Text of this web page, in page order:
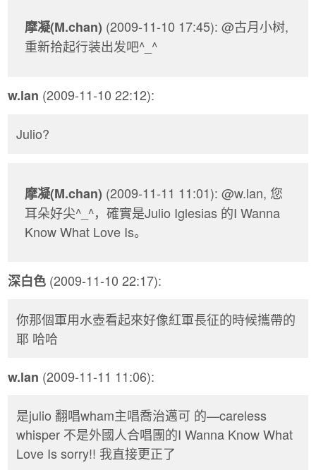
摩凝(M.chan) (2009-11-10 17:45): @古月小树,
重新拾起行装出发吧^_^
w.lan (2009-11-10 22:12):
Julio?
摩凝(M.chan) (2009-11-11 11:01): @w.lan, 您
耳朵好尖^_^，確實是Julio Iglesias 的I Wanna
Know What Love Is。
深白色 (2009-11-10 22:17):
你那個軍用水壺看起來好像紅軍長征的時候攜帶的
耶 哈哈
w.lan (2009-11-11 11:06):
是julio 翻唱wham主唱喬治邁可 的—careless
whisper 不是外國人合唱團的I Wanna Know What
Love Is sorry!! 我直接更正了